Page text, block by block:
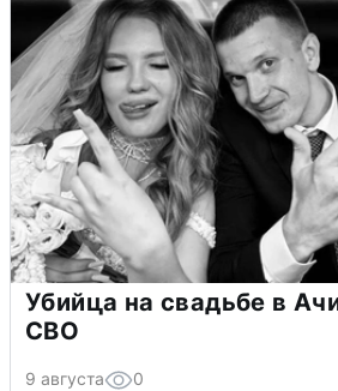
Убийца на свадьбе в
СВО
9 августа 0